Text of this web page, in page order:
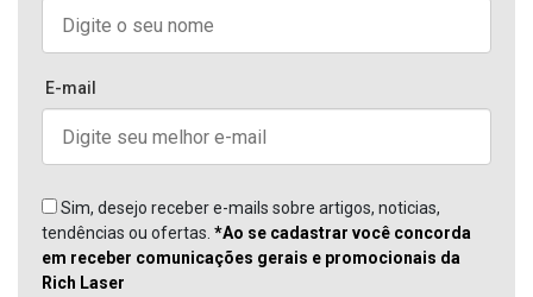
E-mail
Sim, desejo receber e-mails sobre artigos, noticias,
tendências ou ofertas. *Ao se cadastrar você concorda
em receber comunicações gerais e promocionais da
Rich Laser